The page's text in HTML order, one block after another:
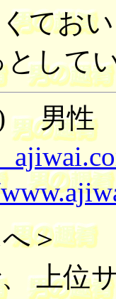
てお
して
性
へ＞
上位